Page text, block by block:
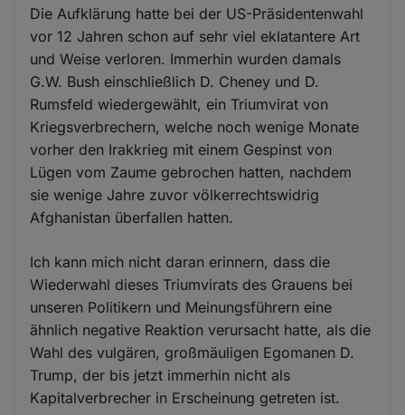
Die Aufklärung hatte bei der US-Präsidentenwahl
vor 12 Jahren schon auf sehr viel eklatantere Art
und Weise verloren. Immerhin wurden damals
G.W. Bush einschließlich D. Cheney und D.
Rumsfeld wiedergewählt, ein Triumvirat von
Kriegsverbrechern, welche noch wenige Monate
vorher den Irakkrieg mit einem Gespinst von
Lügen vom Zaume gebrochen hatten, nachdem
sie wenige Jahre zuvor völkerrechtswidrig
Afghanistan überfallen hatten.
Ich kann mich nicht daran erinnern, dass die
Wiederwahl dieses Triumvirats des Grauens bei
unseren Politikern und Meinungsführern eine
ähnlich negative Reaktion verursacht hatte, als die
Wahl des vulgären, großmäuligen Egomanen D.
Trump, der bis jetzt immerhin nicht als
Kapitalverbrecher in Erscheinung getreten ist.